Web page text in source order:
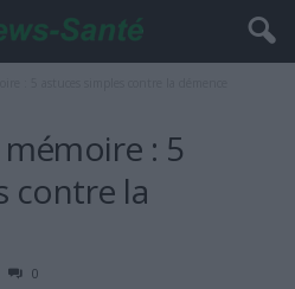
: 5
contre la
0